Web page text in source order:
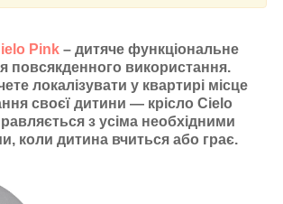
Pink– дитяче функціональне
повсякденного використання.
локалізувати у квартирі місце
своєї дитини — крісло Cielo
з усіма необхідними
коли дитина вчиться або грає.